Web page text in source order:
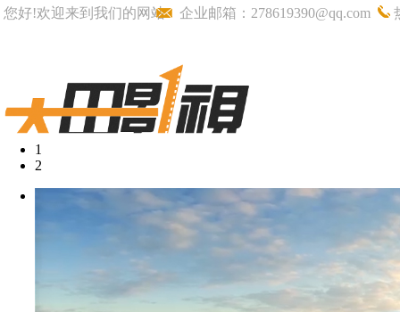
您好!欢迎来到我们的网站 企业邮箱：278619390@qq.com
1
2